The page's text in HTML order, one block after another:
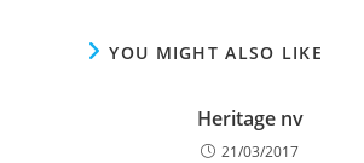
YOU MIGHT ALSO LIKE
Heritage nv
21/03/2017